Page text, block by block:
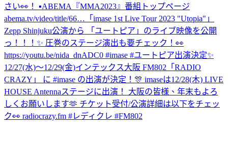
さい👀！ ▪︎ABEMA『MMA2023』番組トップページ
abema.tv/video/title/66… 「imase 1st Live Tour 2023 "Utopia"」
Zepp Shinjuku公演から 「ユートピア」のライブ映像を公開
っ！！！✨ 圧巻のステージ演出も要チェック！👀
https://youtu.be/nida_dnADC0 #imase #ユートピア出演決定✨
12/27(水)〜12/29(金)インテックス大阪 FM802「RADIO
CRAZY」 に #imase の出演が決定！🎊 imaseは12/28(木) LIVE
HOUSE Antennaステージに出演！ 大阪の皆様、年末もよろ
しくお願いします🫶 チケット受付/公演詳細は以下をチェッ
ク👀 radiocrazy.fm #レディクレ #FM802